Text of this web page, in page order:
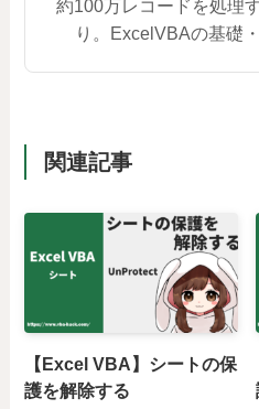
約100万レコードを処理
り。ExcelVBAの基礎
関連記事
【Excel VBA】シートの保
護を解除する